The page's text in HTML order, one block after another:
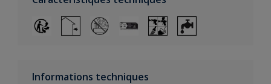
Informations techniques